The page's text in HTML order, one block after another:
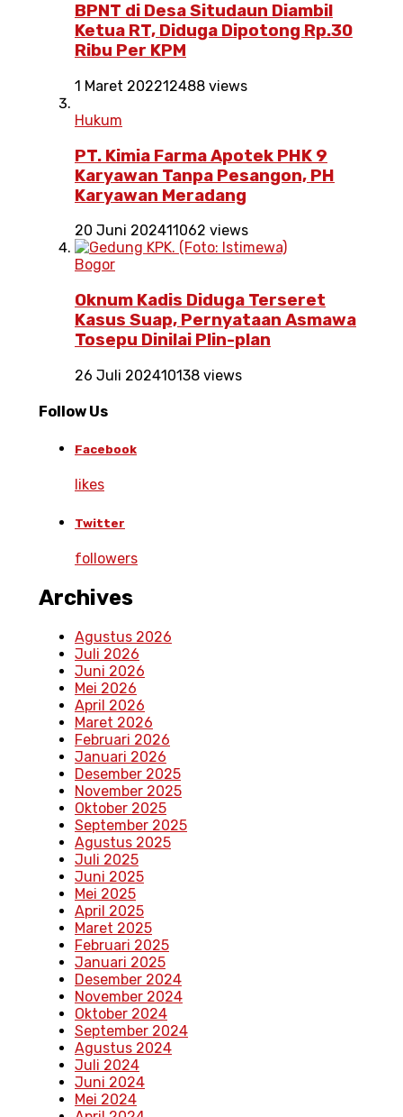
BPNT di Desa Situdaun Diambil
Ketua RT, Diduga Dipotong Rp.30
Ribu Per KPM
1 Maret 202212488 views
Hukum
PT. Kimia Farma Apotek PHK 9
Karyawan Tanpa Pesangon, PH
Karyawan Meradang
20 Juni 202411062 views
Bogor
Oknum Kadis Diduga Terseret
Kasus Suap, Pernyataan Asmawa
Tosepu Dinilai Plin-plan
26 Juli 202410138 views
Follow Us
Facebook
likes
Twitter
followers
Archives
Agustus 2026
Juli 2026
Juni 2026
Mei 2026
April 2026
Maret 2026
Februari 2026
Januari 2026
Desember 2025
November 2025
Oktober 2025
September 2025
Agustus 2025
Juli 2025
Juni 2025
Mei 2025
April 2025
Maret 2025
Februari 2025
Januari 2025
Desember 2024
November 2024
Oktober 2024
September 2024
Agustus 2024
Juli 2024
Juni 2024
Mei 2024